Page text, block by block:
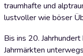
traumhafte und
lustvoller wie böser
Bis ins 20.
Jahrmärkten